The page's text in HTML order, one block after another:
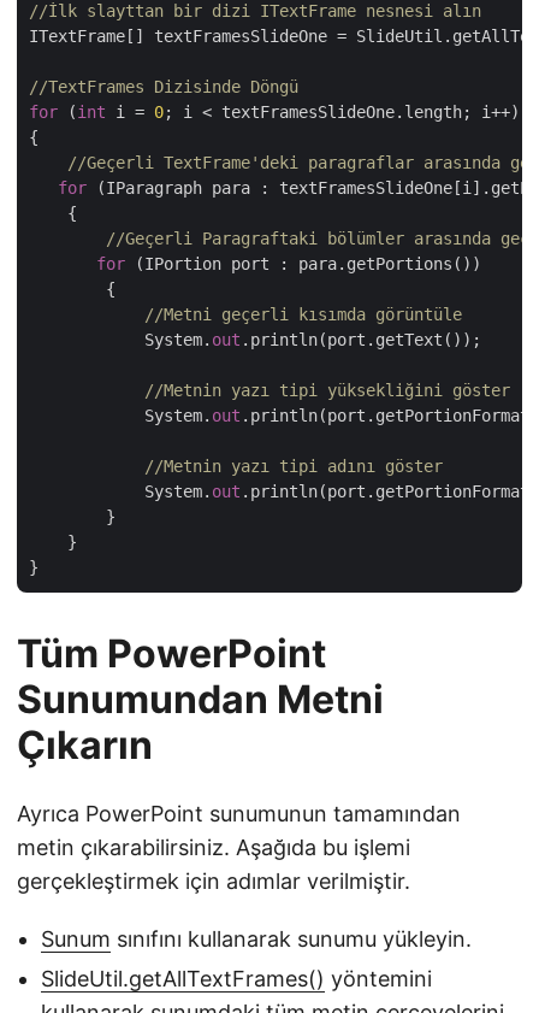
//İlk slayttan bir dizi ITextFrame nesnesi alın
ITextFrame[] textFramesSlideOne =
//TextFrames Dizisinde Döngü
for (int i = 0; i < textFramesSlideOne.length; i++)
{
//Geçerli TextFrame'deki paragraflar arasında
for (IParagraph para :
    {
//Geçerli Paragraftaki bölümler arasında
for (IPortion port : para.getPortions())
        {
//Metni geçerli kısımda görüntüle
            System.
out .println(port.getText());
//Metnin yazı tipi yüksekliğini göster
            System.
out
//Metnin yazı tipi adını göster
            System.
out
        }
    }
Tüm PowerPoint
Sunumundan Metni
Çıkarın
Ayrıca PowerPoint sunumunun tamamından
metin çıkarabilirsiniz. Aşağıda bu işlemi
gerçekleştirmek için adımlar verilmiştir.
Sunum sınıfını kullanarak sunumu yükleyin.
SlideUtil.getAllTextFrames() yöntemini